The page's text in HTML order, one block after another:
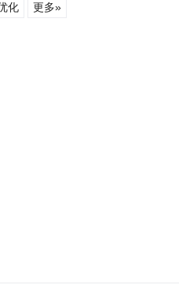
化 更多»